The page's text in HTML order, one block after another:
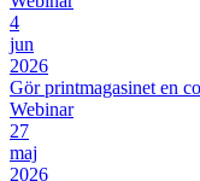
4
jun
2026
Gör printmagasinet en
Webinar
27
maj
2026